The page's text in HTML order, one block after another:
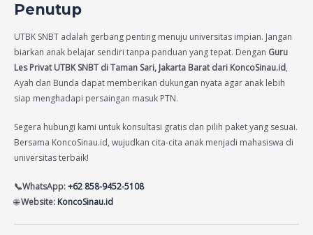
Penutup
UTBK SNBT adalah gerbang penting menuju universitas impian. Jangan
biarkan anak belajar sendiri tanpa panduan yang tepat. Dengan Guru
Les Privat UTBK SNBT di Taman Sari, Jakarta Barat dari KoncoSinau.id,
Ayah dan Bunda dapat memberikan dukungan nyata agar anak lebih
siap menghadapi persaingan masuk PTN.
Segera hubungi kami untuk konsultasi gratis dan pilih paket yang sesuai.
Bersama KoncoSinau.id, wujudkan cita-cita anak menjadi mahasiswa di
universitas terbaik!
📞WhatsApp:+62 858-9452-5108
🌐Website: KoncoSinau.id